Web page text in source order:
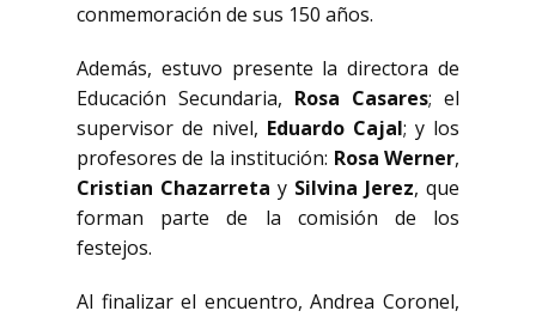
conmemoración de sus 150 años.
Además, estuvo presente la directora de
Educación Secundaria, Rosa Casares; el
supervisor de nivel, Eduardo Cajal; y los
profesores de la institución: Rosa Werner,
Cristian Chazarreta y Silvina Jerez, que
forman parte de la comisión de los
festejos.
Al finalizar el encuentro, Andrea Coronel,